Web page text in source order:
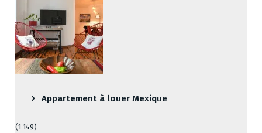
Appartement à louer Mexique
(1 149)